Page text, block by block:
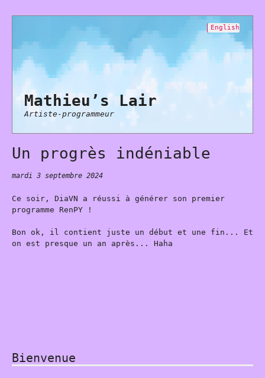
Mathieu’s Lair
Artiste-programmeur
English
Un progrès indéniable
mardi 3 septembre 2024
Ce soir, DiaVN a réussi à générer son premier
programme RenPY !
Bon ok, il contient juste un début et une fin... Et
on est presque un an après... Haha
Bienvenue